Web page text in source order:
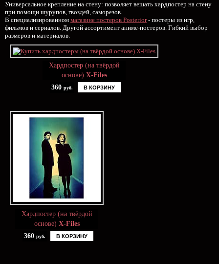
Универсальное крепление на стену: позволяет вешать хардпостер на стену
при помощи шурупов, гвоздей, саморезов.
В специализированном магазине постеров Posterior- постеры из игр,
фильмов и сериалов. Другой ассортимент аниме-постеров. Гибкий выбор
размеров и материалов.
Хардпостер (на твёрдой
основе) X-Files
360 руб. В КОРЗИНУ
Хардпостер (на твёрдой
основе) X-Files
360 руб. В КОРЗИНУ